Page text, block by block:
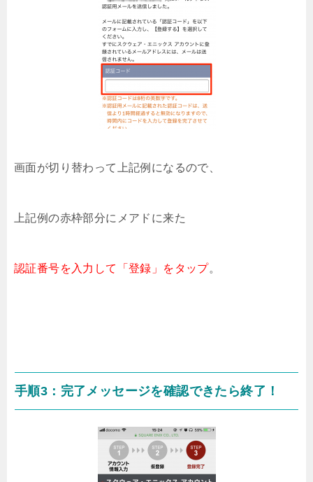
画面が切り替わって上記例になるので、
上記例の赤枠部分にメアドに来た
認証番号を入力して「登録」をタップ。
手順3：完了メッセージを確認できたら終了！